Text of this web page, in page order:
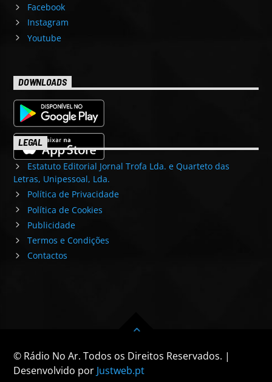
Facebook
Instagram
Youtube
DOWNLOADS
LEGAL
Estatuto Editorial Jornal Trofa Lda. e Quarteto das
Letras, Unipessoal, Lda.
Política de Privacidade
Política de Cookies
Publicidade
Termos e Condições
Contactos
© Rádio No Ar. Todos os Direitos Reservados. |
Desenvolvido por Justweb.pt